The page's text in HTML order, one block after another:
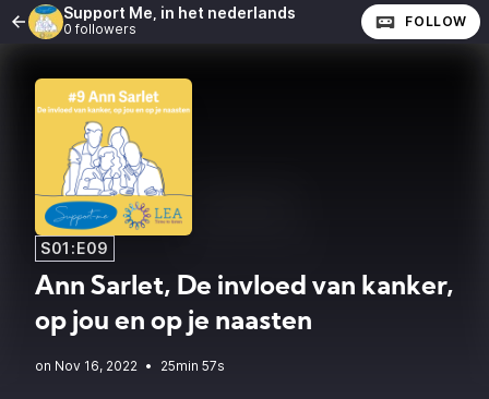
Support Me, in het nederlands
0 followers FOLLOW
S01:E09
Ann Sarlet, De invloed van kanker,
op jou en op je naasten
• 25min 57s